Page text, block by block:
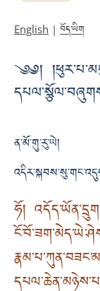
English | བོད་ཡིག
༄༅།
ན་མོ་གུ་རུ་ཡེ།
ཧོ།